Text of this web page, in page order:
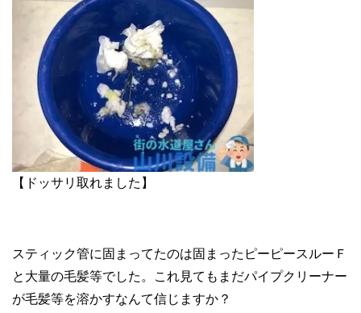
【ドッサリ取れました】
スティック管に固まってたのは固まったピーピースルーＦ
と大量の毛髪等でした。これ見てもまだパイプクリーナー
が毛髪等を溶かすなんて信じますか？